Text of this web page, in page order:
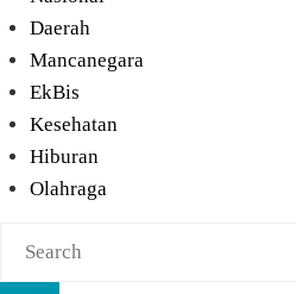
Daerah
Mancanegara
EkBis
Kesehatan
Hiburan
Olahraga